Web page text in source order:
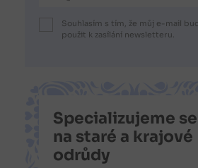
Souhlasím s tím, že můj e-mail
použit k zasílání newsletteru.
Specializujeme se
na staré a krajové
odrůdy